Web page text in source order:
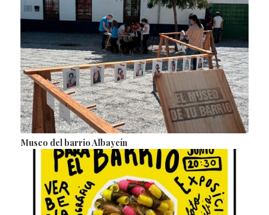
Museo del barrio Albaycín